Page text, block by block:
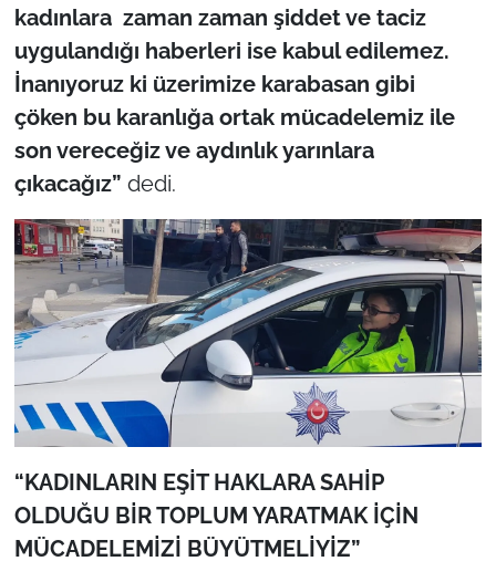
kadınlara zaman zaman şiddet ve taciz
uygulandığı haberleri ise kabul edilemez.
İnanıyoruz ki üzerimize karabasan gibi
çöken bu karanlığa ortak mücadelemiz ile
son vereceğiz ve aydınlık yarınlara
çıkacağız” dedi.
“KADINLARIN EŞİT HAKLARA SAHİP
OLDUĞU BİR TOPLUM YARATMAK İÇİN
MÜCADELEMİZİ BÜYÜTMELİYİZ”